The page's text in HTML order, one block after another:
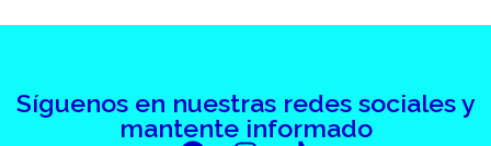
Síguenos en nuestras redes sociales y
mantente informado